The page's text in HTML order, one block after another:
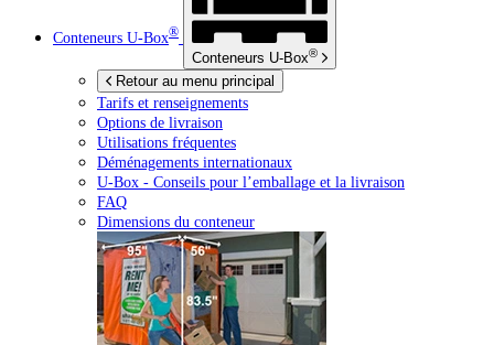
Conteneurs U-Box®
Conteneurs U-Box®
Retour au menu principal
Tarifs et renseignements
Options de livraison
Utilisations fréquentes
Déménagements internationaux
U-Box - Conseils pour l’emballage et la livraison
FAQ
Dimensions du conteneur